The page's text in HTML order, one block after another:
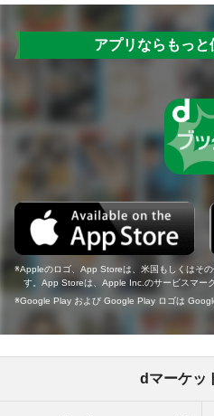
アプリならもっと
Appleのロゴ、App Storeは、米国もしくはそ
す。App Storeは、Apple Inc.のサービスマーク
Google Play および Google Play ロゴは
dマーケッ